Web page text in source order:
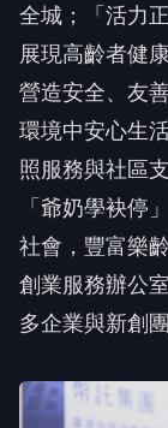
全城；「活力
展現高齡者健
營造安全、友
環境中安心生
照服務與社區
「爺奶學袂停
社會，豐富樂
創業服務辦公
多企業與新創